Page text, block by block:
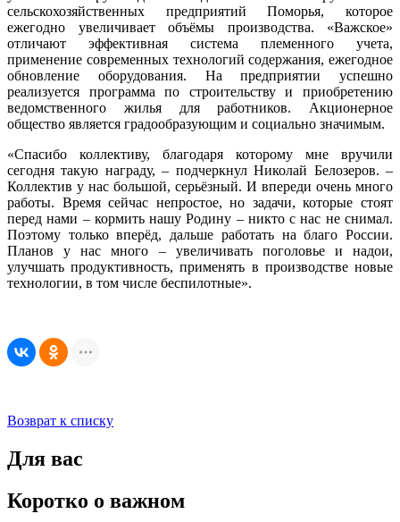
сельскохозяйственных предприятий Поморья, которое
ежегодно увеличивает объёмы производства. «Важское»
отличают эффективная система племенного учета,
применение современных технологий содержания, ежегодное
обновление оборудования. На предприятии успешно
реализуется программа по строительству и приобретению
ведомственного жилья для работников. Акционерное
общество является градообразующим и социально значимым.
«Спасибо коллективу, благодаря которому мне вручили
сегодня такую награду, – подчеркнул Николай Белозеров. –
Коллектив у нас большой, серьёзный. И впереди очень много
работы. Время сейчас непростое, но задачи, которые стоят
перед нами – кормить нашу Родину – никто с нас не снимал.
Поэтому только вперёд, дальше работать на благо России.
Планов у нас много – увеличивать поголовье и надои,
улучшать продуктивность, применять в производстве новые
технологии, в том числе беспилотные».
Возврат к списку
Для вас
Коротко о важном